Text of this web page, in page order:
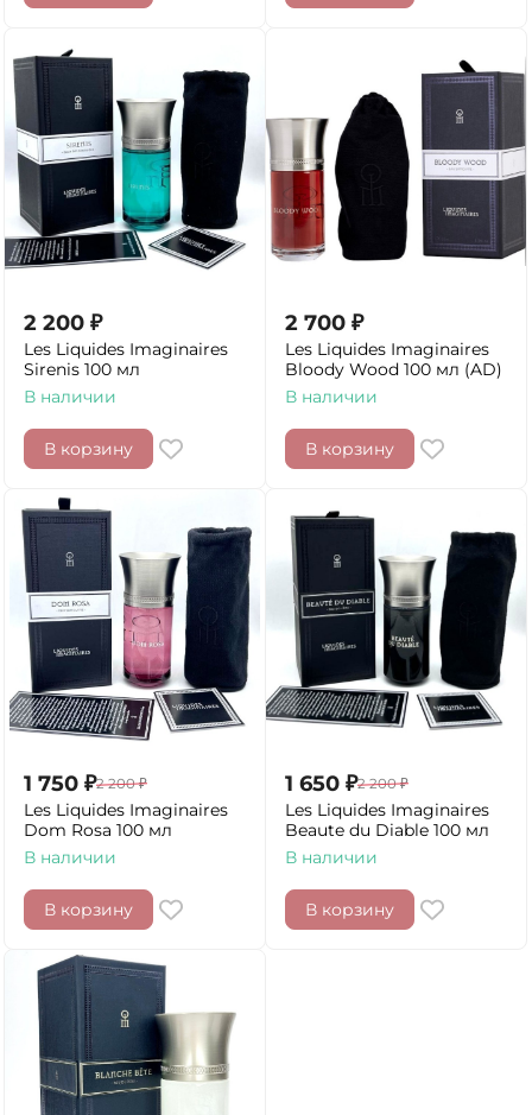
2 200 ₽
Les Liquides Imaginaires
Sirenis 100 мл
В наличии
В корзину
2 700 ₽
Les Liquides Imaginaires
Bloody Wood 100 мл (AD)
В наличии
В корзину
1 750 ₽2 200 ₽
Les Liquides Imaginaires
Dom Rosa 100 мл
В наличии
В корзину
1 650 ₽2 200 ₽
Les Liquides Imaginaires
Beaute du Diable 100 мл
В наличии
В корзину